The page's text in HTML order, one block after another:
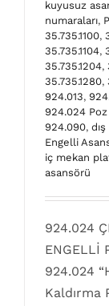
kuyusuz
numaraları,
35.735.1100,
35.735.1104,
35.735.1204,
35.735.1280,
924.013,
924.024
924.090,
Engelli
iç mekan
asansörü
924.024
ENGELLİ
924.024
Kaldırma